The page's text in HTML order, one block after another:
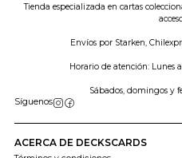
Tienda especializada en cartas
Envíos por Starken,
Horario de atención: Lunes a
Sábados, domingos y
Síguenos
ACERCA DE DECKSCARDS